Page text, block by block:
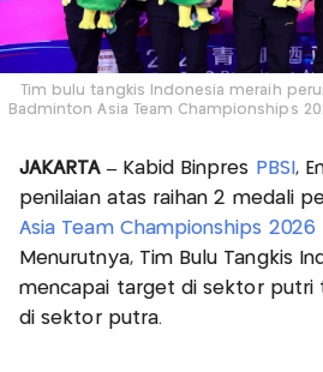
Tim bulu tangkis Indonesia meraih
Badminton Asia Team Championships
JAKARTA – Kabid Binpres PBSI ,
penilaian atas raihan 2 medali
Asia Team Championships 2026
Menurutnya, Tim Bulu Tangkis
mencapai target di sektor putri
di sektor putra.